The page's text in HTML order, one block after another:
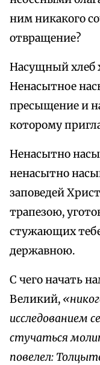
ним никакого
отвращение?
Насущный хлеб
Ненасытное
пресыщение и
которому
Ненасытно
ненасытно
заповедей
трапезою,
стужающих
державною.
С чего начать
Великий,
исследованием
стучаться
повелел: